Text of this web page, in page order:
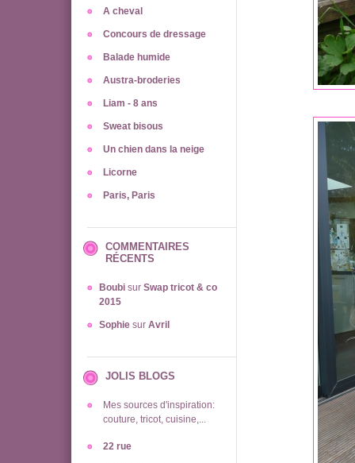
A cheval
Concours de dressage
Balade humide
Austra-broderies
Liam - 8 ans
Sweat bisous
Un chien dans la neige
Licorne
Paris, Paris
COMMENTAIRES
RÉCENTS
Boubi sur Swap tricot & co
2015
Sophie sur Avril
JOLIS BLOGS
Mes sources d'inspiration:
couture, tricot, cuisine,...
22 rue